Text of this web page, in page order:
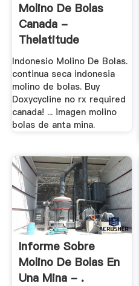
Molino De Bolas
Canada -
Thelatitude
Indonesio Molino De Bolas.
continua seca indonesia
molino de bolas. Buy
Doxycycline no rx required
canada! ... imagen molino
bolas de anta mina.
Informe Sobre
Molino De Bolas En
Una Mina - .